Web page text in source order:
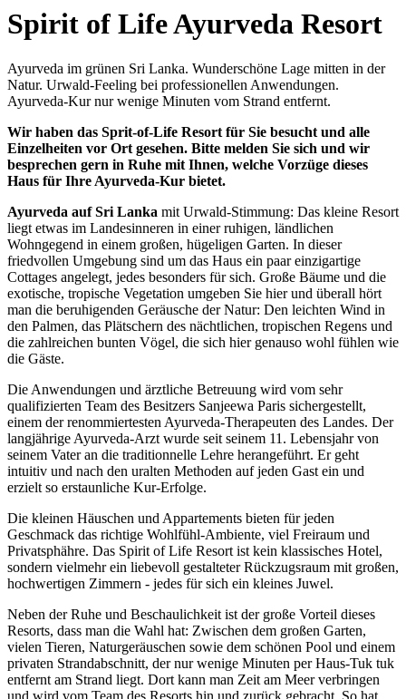
Spirit of Life Ayurveda Resort
Ayurveda im grünen Sri Lanka. Wunderschöne Lage mitten in der
Natur. Urwald-Feeling bei professionellen Anwendungen.
Ayurveda-Kur nur wenige Minuten vom Strand entfernt.
Wir haben das Sprit-of-Life Resort für Sie besucht und alle
Einzelheiten vor Ort gesehen. Bitte melden Sie sich und wir
besprechen gern in Ruhe mit Ihnen, welche Vorzüge dieses
Haus für Ihre Ayurveda-Kur bietet.
Ayurveda auf Sri Lanka mit Urwald-Stimmung: Das kleine Resort
liegt etwas im Landesinneren in einer ruhigen, ländlichen
Wohngegend in einem großen, hügeligen Garten. In dieser
friedvollen Umgebung sind um das Haus ein paar einzigartige
Cottages angelegt, jedes besonders für sich. Große Bäume und die
exotische, tropische Vegetation umgeben Sie hier und überall hört
man die beruhigenden Geräusche der Natur: Den leichten Wind in
den Palmen, das Plätschern des nächtlichen, tropischen Regens und
die zahlreichen bunten Vögel, die sich hier genauso wohl fühlen wie
die Gäste.
Die Anwendungen und ärztliche Betreuung wird vom sehr
qualifizierten Team des Besitzers Sanjeewa Paris sichergestellt,
einem der renommiertesten Ayurveda-Therapeuten des Landes. Der
langjährige Ayurveda-Arzt wurde seit seinem 11. Lebensjahr von
seinem Vater an die traditionnelle Lehre herangeführt. Er geht
intuitiv und nach den uralten Methoden auf jeden Gast ein und
erzielt so erstaunliche Kur-Erfolge.
Die kleinen Häuschen und Appartements bieten für jeden
Geschmack das richtige Wohlfühl-Ambiente, viel Freiraum und
Privatsphähre. Das Spirit of Life Resort ist kein klassisches Hotel,
sondern vielmehr ein liebevoll gestalteter Rückzugsraum mit großen,
hochwertigen Zimmern - jedes für sich ein kleines Juwel.
Neben der Ruhe und Beschaulichkeit ist der große Vorteil dieses
Resorts, dass man die Wahl hat: Zwischen dem großen Garten,
vielen Tieren, Naturgeräuschen sowie dem schönen Pool und einem
privaten Strandabschnitt, der nur wenige Minuten per Haus-Tuk tuk
entfernt am Strand liegt. Dort kann man Zeit am Meer verbringen
und wird vom Team des Resorts hin und zurück gebracht. So hat